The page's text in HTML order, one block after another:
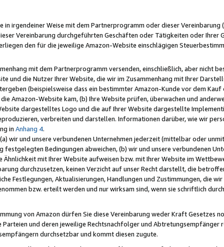
irgendeiner Weise mit dem Partnerprogramm oder dieser
Vereinbarung durchgeführten Geschäften oder Tätigkeiten oder Ihrer
den für die jeweilige Amazon-Website einschlägigen
mit dem Partnerprogramm versenden, einschließlich, aber nicht
und die Nutzer Ihrer Website, die wir im Zusammenhang mit Ihrer
(beispielsweise dass ein bestimmter Amazon-Kunde vor dem
Amazon-Website kam, (b) Ihre Website prüfen, überwachen und
dargestelltes Logo und die auf Ihrer Website dargestellte
verbreiten und darstellen. Informationen darüber, wie wir
in Anhang 4.
wir und unsere verbundenen Unternehmen jederzeit (mittelbar oder
festgelegten Bedingungen abweichen, (b) wir und unsere verbundenen
mit Ihrer Website aufweisen bzw. mit Ihrer Website im
durchzusetzen, keinen Verzicht auf unser Recht darstellt, die
Festlegungen, Aktualisierungen, Handlungen und Zustimmungen, die
bzw. erteilt werden und nur wirksam sind, wenn sie schriftlich
von Amazon dürfen Sie diese Vereinbarung weder Kraft Gesetzes
Parteien und deren jeweilige Rechtsnachfolger und Abtretungsempfänger
durchsetzbar und kommt diesen zugute.